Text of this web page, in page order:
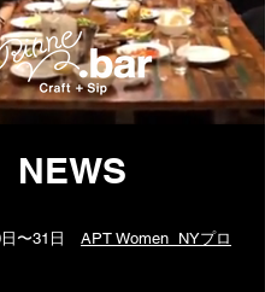
NEWS
日〜31日 APT Women NYプロ